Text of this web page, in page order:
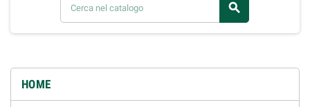
HOME
search